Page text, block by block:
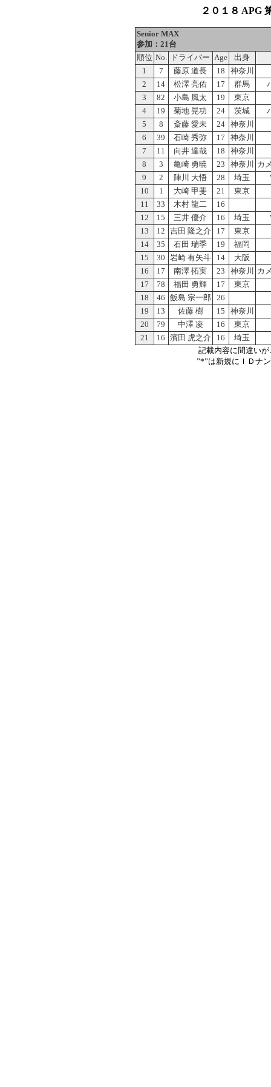
２０１８ APG
Senior MAX
参加：21台
順位 No. ドライバー Age
出身
1
7 藤原 道長 18
神奈川
2
14 松澤 亮佑 17 群馬
3
82 小島 風太 19
東京
4
19 菊地 晃功 24 茨城
5
8 斎藤 愛未 24
神奈川
6
39 石崎 秀弥 17
神奈川
7
11 向井 達哉 18
神奈川
8
3 亀崎 勇暁 23 神奈川
カ
9
2 陣川 大悟 28 埼玉
10
1 大崎 甲斐 21 東京
11
33 木村 龍二
16
12
15 三井 優介 16 埼玉
13
12 吉田 隆之介 17
東京
14
35 石田 瑞季 19
福岡
15
30 岩崎 有矢斗 14
大阪
16
17 南澤 拓実 23 神奈川
カ
17
78 福田 勇輝 17
東京
18
46 飯島 宗一郎
26
19
13 佐藤 樹 15
神奈川
20
79 中澤 凌 16
東京
21
16 濱田 虎之介 16 埼玉
記載内容に間違い
”*”は新規にＩＤナ